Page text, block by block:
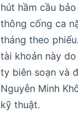
hút hầm cầu
thông cống ca
tháng theo
tài khoản này
ty biên soạn và
Nguyễn Minh
kỹ thuật.